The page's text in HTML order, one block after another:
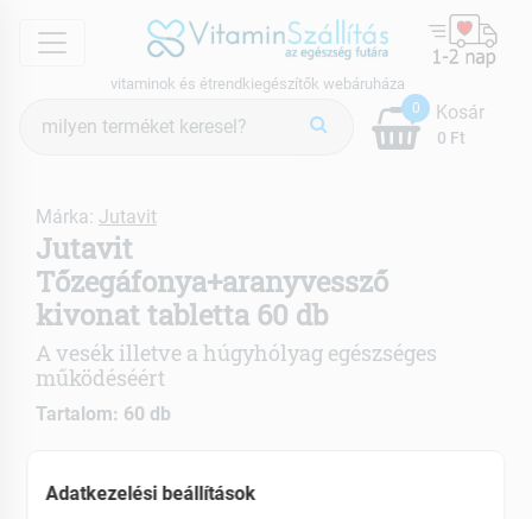
menu
vitaminok és étrendkiegészítők webáruháza
keresés
0
0 Ft
Kosár
Márka: Jutavit
Jutavit
Tőzegáfonya+aranyvessző
kivonat tabletta 60 db
A vesék illetve a húgyhólyag egészséges
működéséért
Tartalom: 60 db
Emésztési zavarok enyhítésére
Adatkezelési beállítások